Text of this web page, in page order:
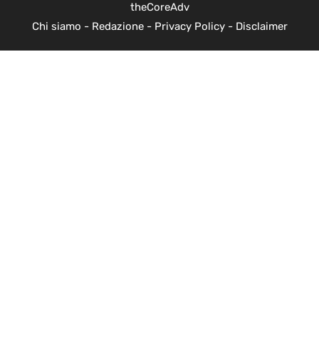
theCoreAdv
Chi siamo - Redazione- Privacy Policy- Disclaimer